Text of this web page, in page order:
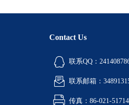
Contact Us
联系QQ：
联系邮箱：
传真：86-021-